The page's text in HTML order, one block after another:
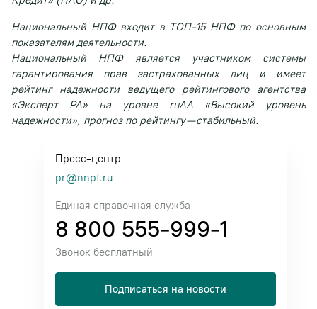
Национальный НПФ входит в ТОП-15 НПФ по основным
показателям деятельности.
Национальный НПФ является участником системы
гарантирования прав застрахованных лиц и имеет
рейтинг надежности ведущего рейтингового агентства
«Эксперт РА» на уровне ruAА «Высокий уровень
надежности», прогноз по рейтингу — стабильный.
Пресс-центр
pr@nnpf.ru
Единая справочная служба
8 800 555-999-1
Звонок бесплатный
Подписаться на новости